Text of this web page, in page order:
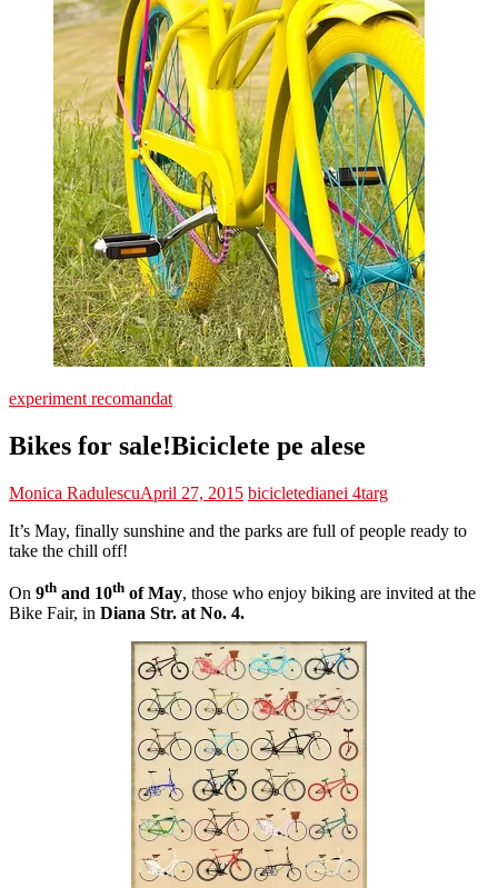
experiment recomandat
Bikes for sale!Biciclete pe alese
Monica RadulescuApril 27, 2015 bicicletedianei 4targ
It’s May, finally sunshine and the parks are full of people ready to
take the chill off!
On 9th and 10th of May, those who enjoy biking are invited at the
Bike Fair, in Diana Str. at No. 4.